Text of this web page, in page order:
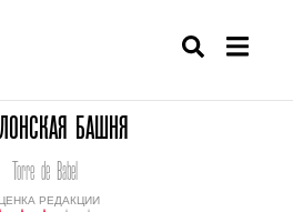
БАШНЯ
РЕДАКЦИИ
Torre de Babel